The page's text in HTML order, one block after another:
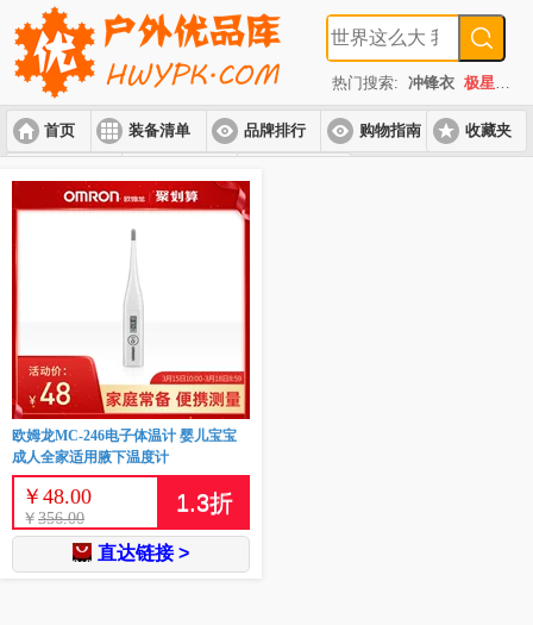
热门搜索: 冲锋衣 极星
首页 装备清单 品牌排行 购物指南 收藏夹
欧姆龙MC-246电子体温计 婴儿宝宝
成人全家适用腋下温度计
￥ 48.00
￥ 356.00
1.3折
直达链接 >